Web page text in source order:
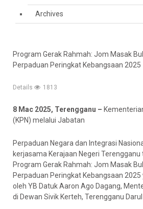
Archives
Program Gerak Rahmah: Jom Masak
Perpaduan Peringkat Kebangsaan 2025
Details 1813
8 Mac 2025, Terengganu –
(KPN) melalui Jabatan
Perpaduan Negara dan Integrasi
kerjasama Kerajaan Negeri
Program Gerak Rahmah: Jom Masak
Perpaduan Peringkat Kebangsaan
oleh YB Datuk Aaron Ago Dagang,
di Dewan Sivik Kerteh, Terengganu Darul